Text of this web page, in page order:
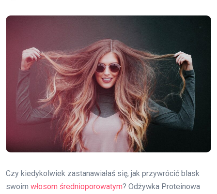
Czy kiedykolwiek zastanawiałaś się, jak przywrócić blask
swoim włosom średnioporowatym? Odżywka Proteinowa